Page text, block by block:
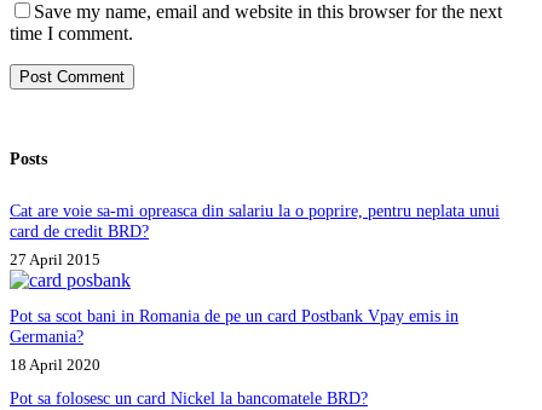
Save my name, email and website in this browser for the next
time I comment.
Post Comment
Posts
Cat are voie sa-mi opreasca din salariu la o poprire, pentru neplata unui
card de credit BRD?
27 April 2015
Pot sa scot bani in Romania de pe un card Postbank Vpay emis in
Germania?
18 April 2020
Pot sa folosesc un card Nickel la bancomatele BRD?